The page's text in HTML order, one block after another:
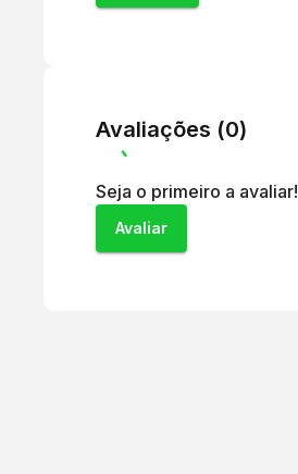
Avaliações (0)
Seja o primeiro a avaliar!
Avaliar